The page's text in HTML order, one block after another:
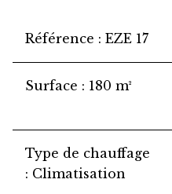
Référence EZE 17
Surface 180 m²
Type de chauffage
Climatisation